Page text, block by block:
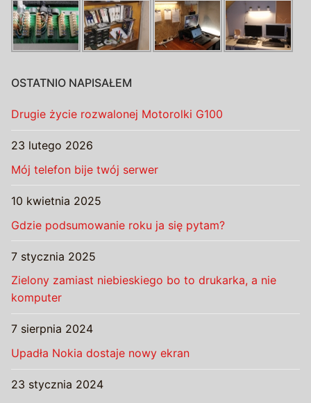
OSTATNIO NAPISAŁEM
Drugie życie rozwalonej Motorolki G100
23 lutego 2026
Mój telefon bije twój serwer
10 kwietnia 2025
Gdzie podsumowanie roku ja się pytam?
7 stycznia 2025
Zielony zamiast niebieskiego bo to drukarka, a nie
komputer
7 sierpnia 2024
Upadła Nokia dostaje nowy ekran
23 stycznia 2024